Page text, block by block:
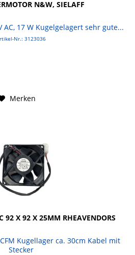
N&W, SIELAFF
AC, 17 W Kugelgelagert sehr gute...
Nr.: 3123036
Merken
92 X 92 X 25MM RHEAVENDORS
Kugellager ca. 30cm Kabel mit
Stecker